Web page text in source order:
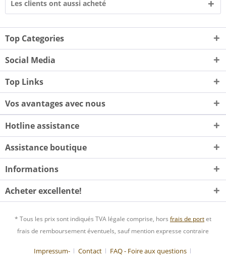
Les clients ont aussi acheté
Top Categories
Social Media
Top Links
Vos avantages avec nous
Hotline assistance
Assistance boutique
Informations
Acheter excellente!
* Tous les prix sont indiqués TVA légale comprise, hors frais de portet
frais de remboursement éventuels, sauf mention expresse contraire
Impressum- Contact FAQ - Foire aux questions